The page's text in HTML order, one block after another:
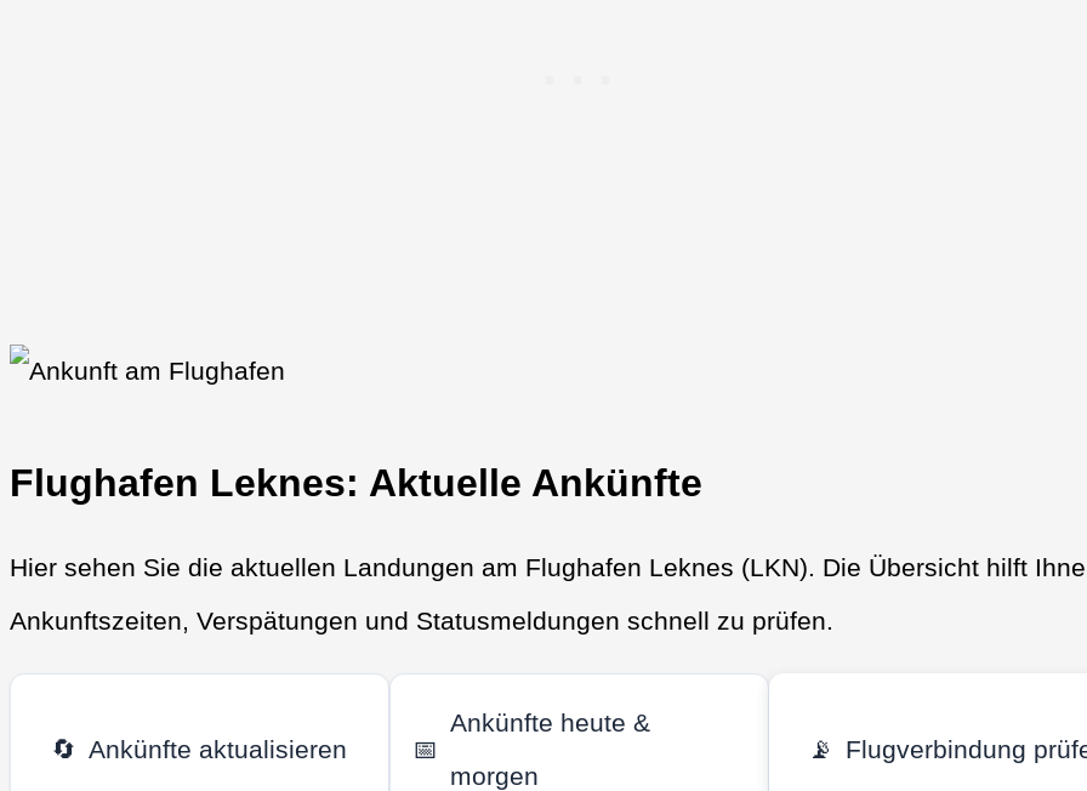
Flughafen Leknes: Aktuelle Ankünfte
Hier sehen Sie die aktuellen Landungen am Flughafen Leknes (LKN). Die Übersicht hilft
Ankunftszeiten, Verspätungen und Statusmeldungen schnell zu prüfen.
🔄 Ankünfte aktualisieren 📅
Ankünfte heute &
morgen
📡 Flugverbindung